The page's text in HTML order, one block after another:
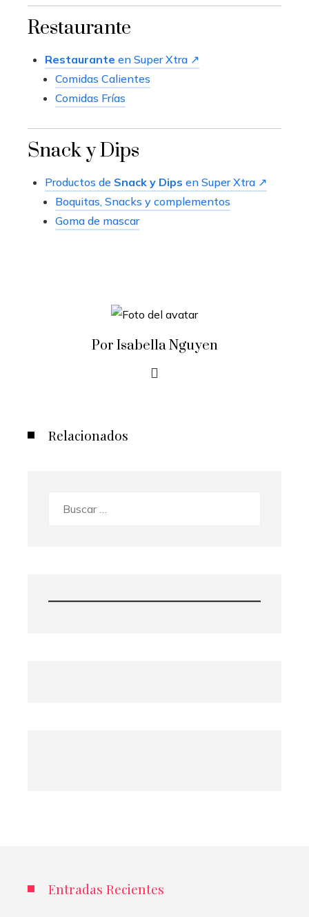
Restaurante
Restaurante en Super Xtra ↗
Comidas Calientes
Comidas Frías
Snack y Dips
Productos de Snack y Dips en Super Xtra ↗
Boquitas, Snacks y complementos
Goma de mascar
Por Isabella Nguyen
Relacionados
Entradas Recientes